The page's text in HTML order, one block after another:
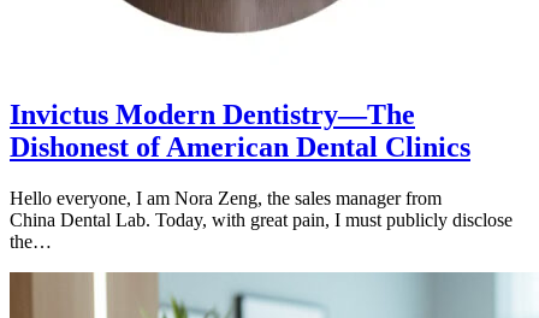
Invictus Modern Dentistry—The
Dishonest of American Dental Clinics
Hello everyone, I am Nora Zeng, the sales manager from
China Dental Lab. Today, with great pain, I must publicly disclose
the…